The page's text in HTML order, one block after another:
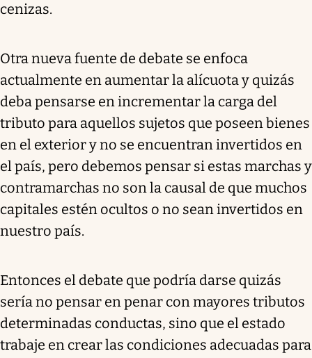
cenizas.
Otra nueva fuente de debate se enfoca
actualmente en aumentar la alícuota y quizás
deba pensarse en incrementar la carga del
tributo para aquellos sujetos que poseen bienes
en el exterior y no se encuentran invertidos en
el país, pero debemos pensar si estas marchas y
contramarchas no son la causal de que muchos
capitales estén ocultos o no sean invertidos en
nuestro país.
Entonces el debate que podría darse quizás
sería no pensar en penar con mayores tributos
determinadas conductas, sino que el estado
trabaje en crear las condiciones adecuadas para